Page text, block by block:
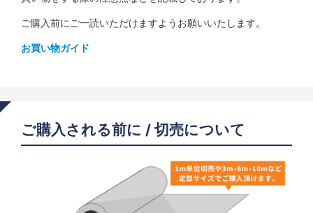
ご購入前にご一読いただけますようお願いいたします。
お買い物ガイド
ご購入される前に / 切売について